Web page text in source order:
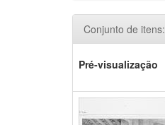
Conjunto de itens:
Pré-visualização